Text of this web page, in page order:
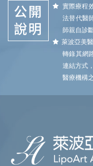
實際療程
法替代醫
師親自診
萊波亞美
轉錄其網
連結方式
醫療機構